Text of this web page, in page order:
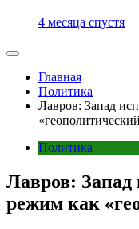
4 месяца спустя
Главная
Политика
Лавров: Запад
Политика
Лавров: Запад
режим как